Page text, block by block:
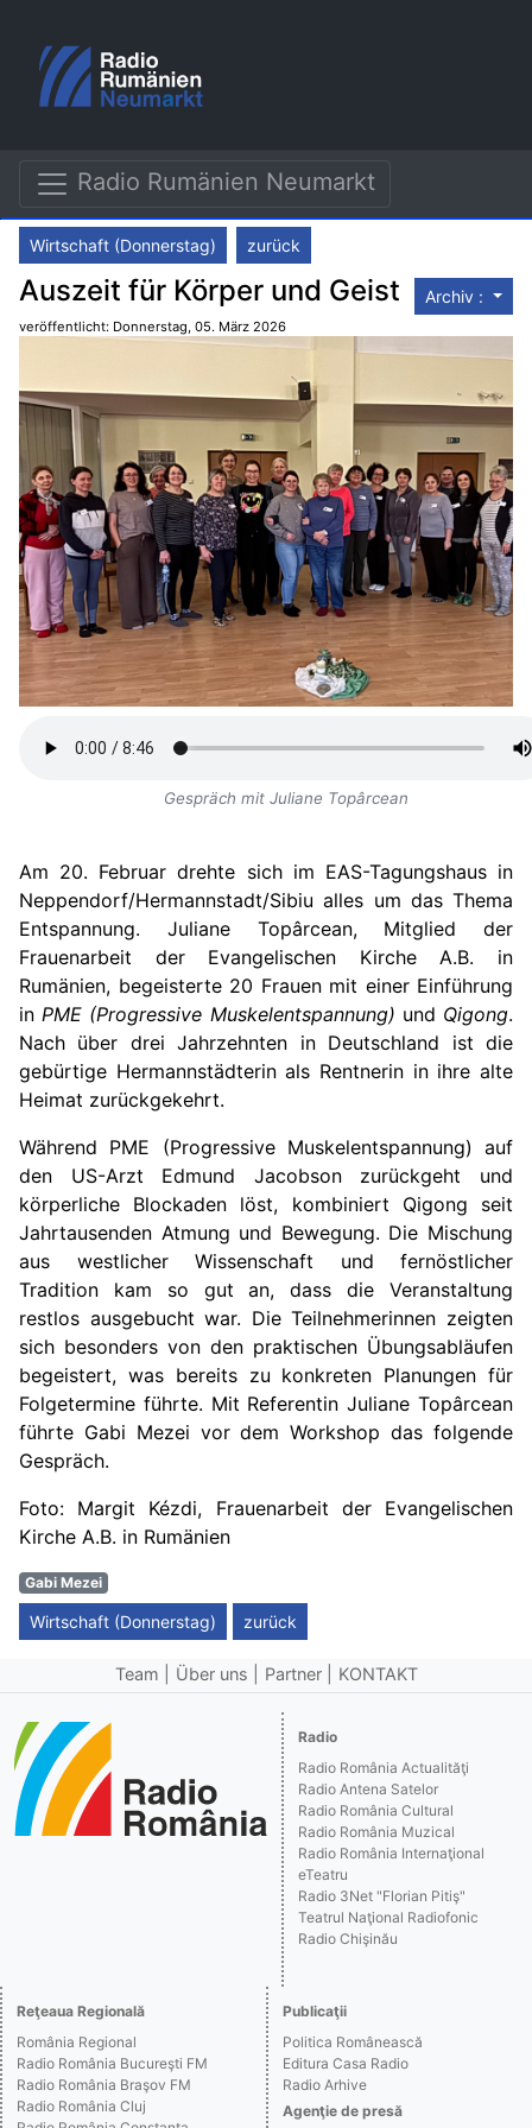
Radio Rumänien Neumarkt
Wirtschaft (Donnerstag) zurück
Archiv :
Auszeit für Körper und Geist
veröffentlicht: Donnerstag, 05. März 2026
Gespräch mit Juliane Topârcean
Am 20. Februar drehte sich im EAS-Tagungshaus in
Neppendorf/Hermannstadt/Sibiu alles um das Thema
Entspannung. Juliane Topârcean, Mitglied der
Frauenarbeit der Evangelischen Kirche A.B. in
Rumänien, begeisterte 20 Frauen mit einer Einführung
inPME (Progressive Muskelentspannung) und Qigong.
Nach über drei Jahrzehnten in Deutschland ist die
gebürtige Hermannstädterin als Rentnerin in ihre alte
Heimat zurückgekehrt.
Während PME (Progressive Muskelentspannung) auf
den US-Arzt Edmund Jacobson zurückgeht und
körperliche Blockaden löst, kombiniert Qigong seit
Jahrtausenden Atmung und Bewegung. Die Mischung
aus westlicher Wissenschaft und fernöstlicher
Tradition kam so gut an, dass die Veranstaltung
restlos ausgebucht war. Die Teilnehmerinnen zeigten
sich besonders von den praktischen Übungsabläufen
begeistert, was bereits zu konkreten Planungen für
Folgetermine führte. Mit Referentin Juliane Topârcean
führte Gabi Mezei vor dem Workshop das folgende
Gespräch.
Foto: Margit Kézdi, Frauenarbeit der Evangelischen
Kirche A.B. in Rumänien
Gabi Mezei
Wirtschaft (Donnerstag) zurück
Team Über uns Partner KONTAKT
Radio
Radio România Actualităţi
Radio Antena Satelor
Radio România Cultural
Radio România Muzical
Radio România Internaţional
eTeatru
Radio 3Net "Florian Pitiş"
Teatrul Naţional Radiofonic
Radio Chişinău
Reţeaua Regională
România Regional
Radio România Bucureşti FM
Radio România Braşov FM
Radio România Cluj
Publicaţii
Politica Românească
Editura Casa Radio
Radio Arhive
Agenţie de presă